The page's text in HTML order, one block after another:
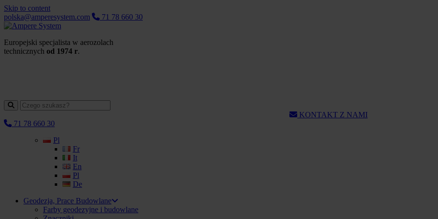
Skip to content
polska@amperesystem.com
71 78 660 30
Europejski specjalista w aerozolach
technicznych od 1974 r.
KONTAKT Z NAMI
71 78 660 30
Pl
Fr
It
En
Pl
De
Geodezja, Prace Budowlane
Farby geodezyjne i budowlane